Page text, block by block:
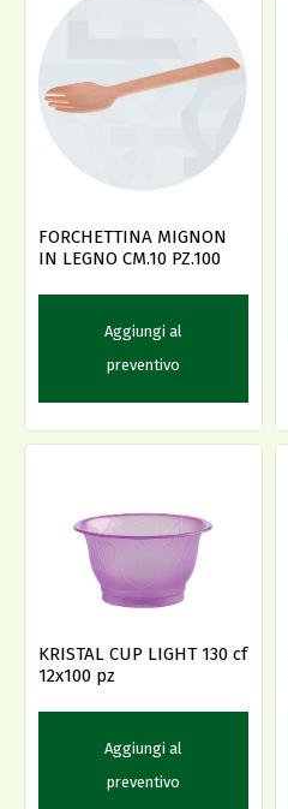
FORCHETTINA MIGNON
IN LEGNO CM.10 PZ.100
Aggiungi al
preventivo
KRISTAL CUP LIGHT 130 cf
12x100 pz
Aggiungi al
preventivo